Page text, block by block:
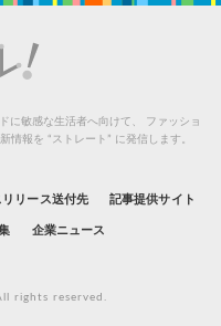
に敏感な生活者へ向けて、
ファッショ
情報を “ストレート” に発信します。
リリース送付先 記事提供サイト
企業ニュース
rights reserved.